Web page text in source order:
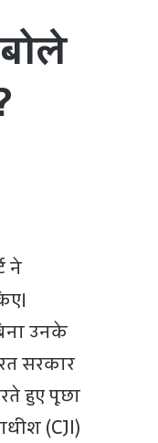
ने
उनके
सरकार
हुए पूछा
(CJI)